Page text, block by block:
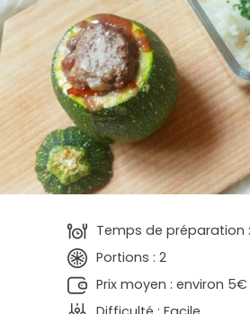
Temps de préparation
Portions : 2
Prix moyen : environ